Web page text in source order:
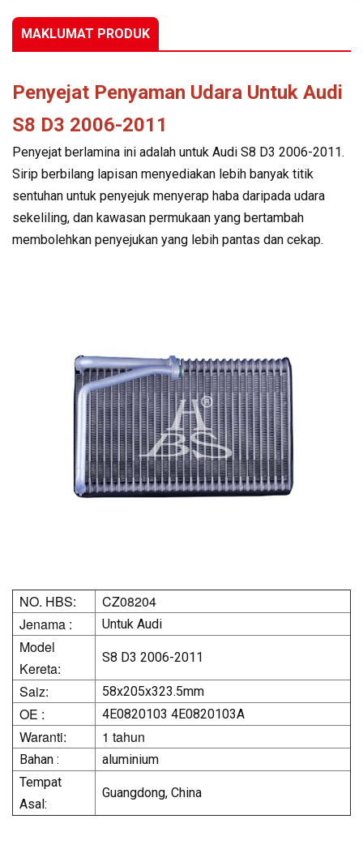
MAKLUMAT PRODUK
Penyejat Penyaman Udara Untuk Audi
S8 D3 2006-2011
Penyejat berlamina ini adalah untuk Audi S8 D3 2006-2011.
Sirip berbilang lapisan menyediakan lebih banyak titik
sentuhan untuk penyejuk menyerap haba daripada udara
sekeliling, dan kawasan permukaan yang bertambah
membolehkan penyejukan yang lebih pantas dan cekap.
NO. HBS:
CZ08204
Jenama :
Untuk Audi
Model
Kereta:
S8 D3 2006-2011
Saiz: 58x205x323.5mm
OE : 4E0820103 4E0820103A
Waranti: 1 tahun
Bahan :
aluminium
Tempat
Asal:
Guangdong, China